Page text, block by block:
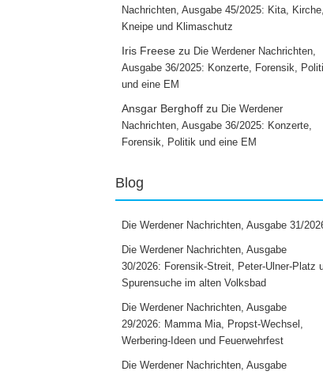
Nachrichten, Ausgabe 45/2025: Kita, Kirche,
Kneipe und Klimaschutz
Iris Freese zu Die Werdener Nachrichten,
Ausgabe 36/2025: Konzerte, Forensik,
und eine EM
Ansgar Berghoff zu Die Werdener
Nachrichten, Ausgabe 36/2025: Konzerte,
Forensik, Politik und eine EM
Blog
Die Werdener Nachrichten, Ausgabe 31/
Die Werdener Nachrichten, Ausgabe
30/2026: Forensik-Streit, Peter-Ulner-Platz
Spurensuche im alten Volksbad
Die Werdener Nachrichten, Ausgabe
29/2026: Mamma Mia, Propst-Wechsel,
Werbering-Ideen und Feuerwehrfest
Die Werdener Nachrichten, Ausgabe